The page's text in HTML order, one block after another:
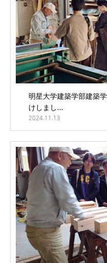
明星大学建築学部建築
けしまし...
2024.11.13